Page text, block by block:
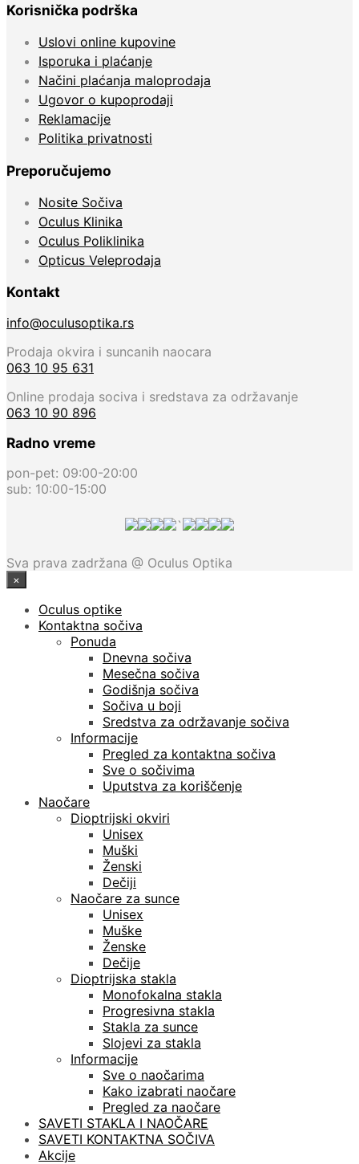
Korisnička podrška
Uslovi online kupovine
Isporuka i plaćanje
Načini plaćanja maloprodaja
Ugovor o kupoprodaji
Reklamacije
Politika privatnosti
Preporučujemo
Nosite Sočiva
Oculus Klinika
Oculus Poliklinika
Opticus Veleprodaja
Kontakt
info@oculusoptika.rs
Prodaja okvira i suncanih naocara
063 10 95 631
Online prodaja sociva i sredstava za održavanje
063 10 90 896
Radno vreme
pon-pet: 09:00-20:00
sub: 10:00-15:00
`
Sva prava zadržana @ Oculus Optika
×
Oculus optike
Kontaktna sočiva
Ponuda
Dnevna sočiva
Mesečna sočiva
Godišnja sočiva
Sočiva u boji
Sredstva za održavanje sočiva
Informacije
Pregled za kontaktna sočiva
Sve o sočivima
Uputstva za koriščenje
Naočare
Dioptrijski okviri
Unisex
Muški
Ženski
Dečiji
Naočare za sunce
Unisex
Muške
Ženske
Dečije
Dioptrijska stakla
Monofokalna stakla
Progresivna stakla
Stakla za sunce
Slojevi za stakla
Informacije
Sve o naočarima
Kako izabrati naočare
Pregled za naočare
SAVETI STAKLA I NAOČARE
SAVETI KONTAKTNA SOČIVA
Akcije